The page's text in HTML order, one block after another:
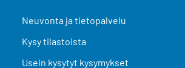
Neuvonta ja tietopalvelu
Kysy tilastoista
Usein kysytyt kysymykset